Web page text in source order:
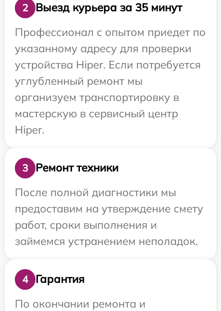
2
Выезд курьера за 35 минут
Профессионал с опытом приедет по
указанному адресу для проверки
устройства Hiper. Если потребуется
углубленный ремонт мы
организуем транспортировку в
мастерскую в сервисный центр
Hiper.
3
Ремонт техники
После полной диагностики мы
предоставим на утверждение смету
работ, сроки выполнения и
займемся устранением неполадок.
4
Гарантия
По окончании ремонта и